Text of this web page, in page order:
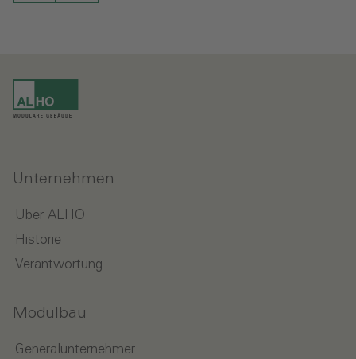
Unternehmen
Über ALHO
Historie
Verantwortung
Modulbau
Generalunternehmer